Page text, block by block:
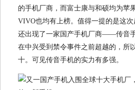
的手机厂商，而富士康与和硕均为苹
VIVO也均有上榜。值得一提的是这
还出现了一家国产手机厂商——传音
在中兴受到禁令事件之前超越的，所
十。可见传音手机的实力有多强。